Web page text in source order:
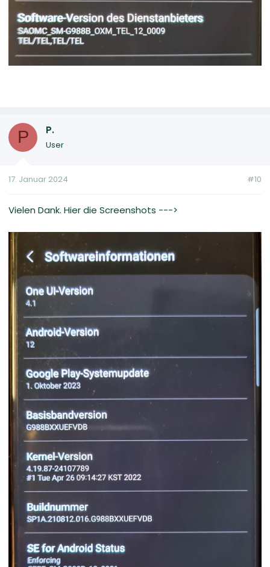
P P.
User
17. Januar 2024 #10
Vielen Dank. Hier die Screenshots --->